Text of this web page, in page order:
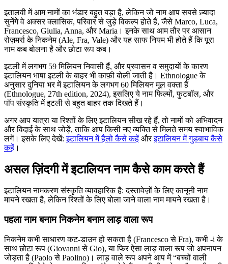
इतालवी में आम नामों का भंडार बहुत बड़ा है, लेकिन जो नाम आप सबसे ज़्यादा
सुनेंगे वे अक्सर क्लासिक, परिवार से जुड़े विकल्प होते हैं, जैसे Marco, Luca,
Francesco, Giulia, Anna, और Maria। इनके साथ आम तौर पर आसान
रोज़मर्रा के निकनेम (Ale, Fra, Vale) और यह साफ नियम भी होते हैं कि पूरा
नाम कब बोलना है और छोटा रूप कब।
इटली में लगभग 59 मिलियन निवासी हैं, और प्रवासन व समुदायों के कारण
इटालियन भाषा इटली के बाहर भी काफ़ी बोली जाती है। Ethnologue के
अनुसार दुनिया भर में इटालियन के लगभग 60 मिलियन मूल वक्ता हैं
(Ethnologue, 27th edition, 2024), इसलिए ये नाम फिल्मों, फुटबॉल, और
पॉप संस्कृति में इटली से बहुत बाहर तक दिखते हैं।
अगर आप यात्रा या रिश्तों के लिए इटालियन सीख रहे हैं, तो नामों को अभिवादन
और विदाई के साथ जोड़ें, ताकि आप किसी नए व्यक्ति से मिलते समय स्वाभाविक
लगें। इसके लिए देखें:इटालियन में हैलो कैसे कहें औरइटालियन में गुडबाय कैसे
कहें ।
असल ज़िंदगी में इटालियन नाम कैसे काम करते हैं
इटालियन नामकरण संस्कृति व्यावहारिक है: दस्तावेज़ों के लिए कानूनी नाम
मायने रखता है, लेकिन रिश्तों के लिए बोला जाने वाला नाम मायने रखता है।
पहला नाम बनाम निकनेम बनाम लाड़ वाला रूप
निकनेम कभी साधारण कट-डाउन हो सकता है (Francesco से Fra), कभी -i के
साथ छोटा रूप (Giovanni से Gio), या फिर ऐसा लाड़ वाला रूप जो अपनापन
जोड़ता है (Paolo से Paolino)। लाड़ वाले रूप अपने आप में “बच्चों वाली